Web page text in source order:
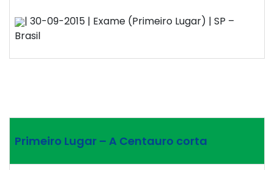
| 30-09-2015 | Exame (Primeiro Lugar) | SP –
Brasil
Primeiro Lugar – A Centauro corta